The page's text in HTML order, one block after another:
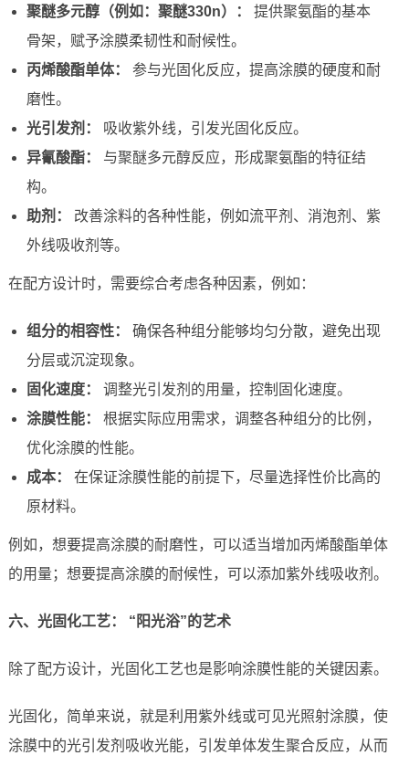
聚醚多元醇（例如：聚醚330n）：
提供聚氨酯的基本
骨架，赋予涂膜柔韧性和耐候性。
丙烯酸酯单体：
参与光固化反应，提高涂膜的硬度和耐
磨性。
光引发剂：
吸收紫外线，引发光固化反应。
异氰酸酯：
与聚醚多元醇反应，形成聚氨酯的特征结
构。
助剂：
改善涂料的各种性能，例如流平剂、消泡剂、紫
外线吸收剂等。
在配方设计时，需要综合考虑各种因素，例如：
组分的相容性：
确保各种组分能够均匀分散，避免出现
分层或沉淀现象。
固化速度：
调整光引发剂的用量，控制固化速度。
涂膜性能：
根据实际应用需求，调整各种组分的比例，
优化涂膜的性能。
成本：
在保证涂膜性能的前提下，尽量选择性价比高的
原材料。
例如，想要提高涂膜的耐磨性，可以适当增加丙烯酸酯单体
的用量；想要提高涂膜的耐候性，可以添加紫外线吸收剂。
六、光固化工艺： “阳光浴”的艺术
除了配方设计，光固化工艺也是影响涂膜性能的关键因素。
光固化，简单来说，就是利用紫外线或可见光照射涂膜，使
涂膜中的光引发剂吸收光能，引发单体发生聚合反应，从而